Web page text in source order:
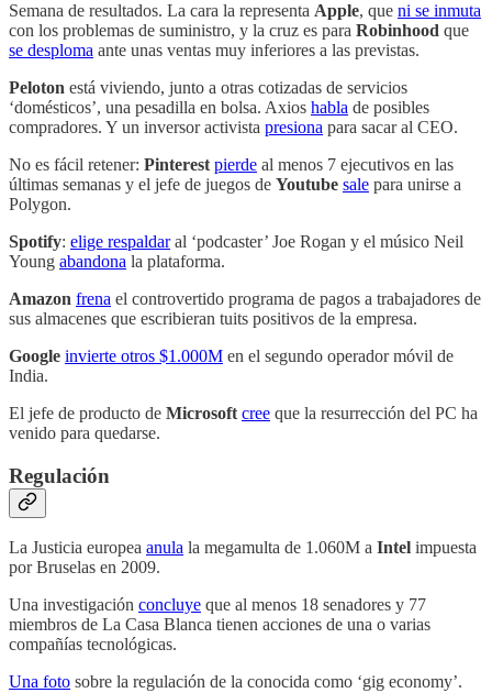
Semana de resultados. La cara la representa Apple, que ni se inmuta
con los problemas de suministro, y la cruz es para Robinhood que
se desploma ante unas ventas muy inferiores a las previstas.
Peloton está viviendo, junto a otras cotizadas de servicios
‘domésticos’, una pesadilla en bolsa. Axios habla de posibles
compradores. Y un inversor activista presiona para sacar al CEO.
No es fácil retener: Pinterest pierde al menos 7 ejecutivos en las
últimas semanas y el jefe de juegos de Youtube sale para unirse a
Polygon.
Spotify: elige respaldaral ‘podcaster’ Joe Rogan y el músico Neil
Young abandona la plataforma.
Amazon frena el controvertido programa de pagos a trabajadores de
sus almacenes que escribieran tuits positivos de la empresa.
Google invierte otros $1.000M en el segundo operador móvil de
India.
El jefe de producto de Microsoft cree que la resurrección del PC ha
venido para quedarse.
Regulación
La Justicia europea anula la megamulta de 1.060M a Intel impuesta
por Bruselas en 2009.
Una investigación concluye que al menos 18 senadores y 77
miembros de La Casa Blanca tienen acciones de una o varias
compañías tecnológicas.
Una foto sobre la regulación de la conocida como ‘gig economy’.